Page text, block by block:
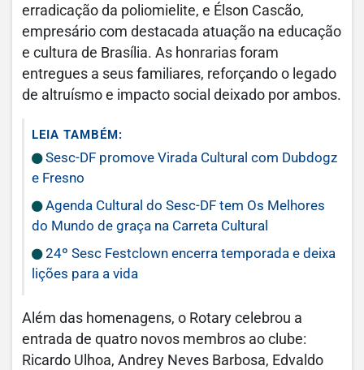
erradicação da poliomielite, e Élson Cascão,
empresário com destacada atuação na educação
e cultura de Brasília. As honrarias foram
entregues a seus familiares, reforçando o legado
de altruísmo e impacto social deixado por ambos.
LEIA TAMBÉM:
Sesc-DF promove Virada Cultural com Dubdogz
e Fresno
Agenda Cultural do Sesc-DF tem Os Melhores
do Mundo de graça na Carreta Cultural
24º Sesc Festclown encerra temporada e deixa
lições para a vida
Além das homenagens, o Rotary celebrou a
entrada de quatro novos membros ao clube:
Ricardo Ulhoa, Andrey Neves Barbosa, Edvaldo